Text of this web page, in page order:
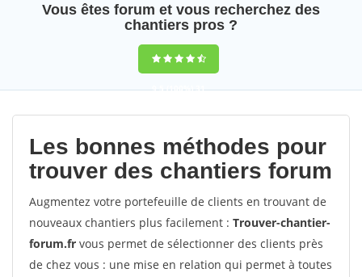
Vous êtes forum et vous recherchez des
chantiers pros ?
9,5(100%)31
votes
Les bonnes méthodes pour
trouver des chantiers forum
Augmentez votre portefeuille de clients en trouvant de
nouveaux chantiers plus facilement : Trouver-chantier-
forum.fr vous permet de sélectionner des clients près
de chez vous : une mise en relation qui permet à toutes